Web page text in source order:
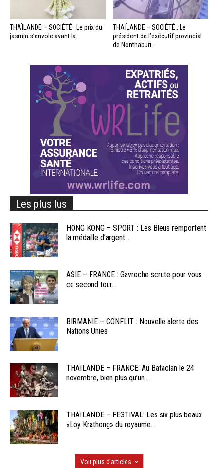
THAÏLANDE – SOCIÉTÉ : Le prix du
jasmin s’envole avant la...
THAÏLANDE – SOCIÉTÉ : Le
président de l’exécutif provincial
de Nonthaburi...
Les plus lus
HONG KONG – SPORT : Les Bleus remportent
la médaille d’argent...
ASIE – FRANCE : Gavroche scrute pour vous
ce second tour...
BIRMANIE – CONFLIT : Nouvelle alerte des
Nations Unies
THAÏLANDE – FRANCE: Au Bataclan le 24
novembre, bien plus qu’un...
THAÏLANDE – FESTIVAL: Les six plus beaux
«Loy Krathong» du royaume...
Voir plus d'articles